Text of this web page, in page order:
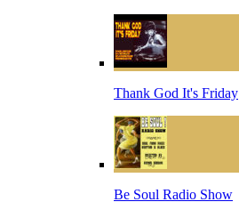
Thank God It's Friday
Be Soul Radio Show